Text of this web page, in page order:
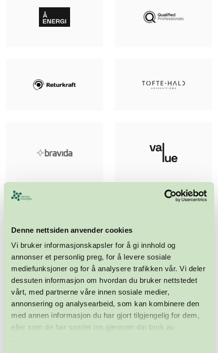
Denne nettsiden anvender cookies
Vi bruker informasjonskapsler for å gi innhold og
annonser et personlig preg, for å levere sosiale
mediefunksjoner og for å analysere trafikken vår. Vi deler
dessuten informasjon om hvordan du bruker nettstedet
vårt, med partnerne våre innen sosiale medier,
annonsering og analysearbeid, som kan kombinere den
med annen informasjon du har gjort tilgjengelig for dem,
eller som de har samlet inn gjennom din bruk av